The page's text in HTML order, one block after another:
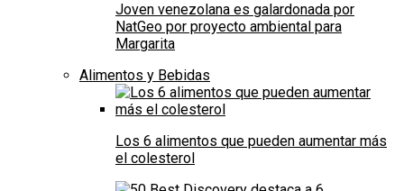
Joven venezolana es galardonada por
NatGeo por proyecto ambiental para
Margarita
Alimentos y Bebidas
Los 6 alimentos que pueden aumentar más
el colesterol